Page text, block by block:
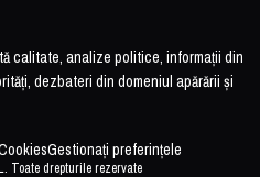
calitate, analize politice, informații din
dezbateri din domeniul apărării și
Gestionați preferințele
Toate drepturile rezervate